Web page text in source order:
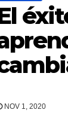
NOV 1, 2020